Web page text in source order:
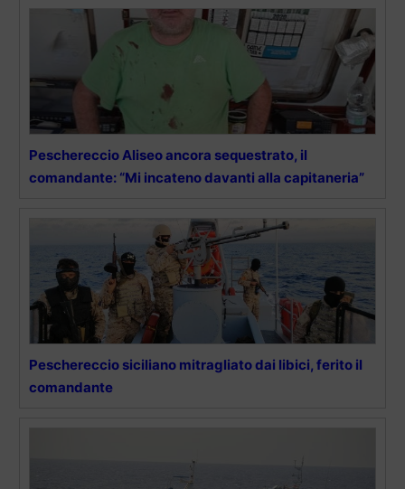
Peschereccio Aliseo ancora sequestrato, il
comandante: “Mi incateno davanti alla capitaneria”
Peschereccio siciliano mitragliato dai libici, ferito il
comandante